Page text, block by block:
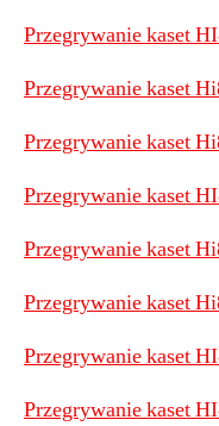
Przegrywanie kaset
Przegrywanie kaset
Przegrywanie kaset
Przegrywanie kaset
Przegrywanie kaset
Przegrywanie kaset
Przegrywanie kaset
Przegrywanie kaset